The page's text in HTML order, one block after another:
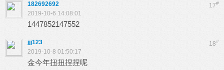
17#
182692692
2019-10-6 14:08:01
1447852147552
18#
jjj123
2019-10-8 01:50:17
金今年扭扭捏捏呢